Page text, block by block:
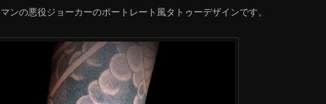
ンの悪役ジョーカーのポートレート風タトゥーデザインです。